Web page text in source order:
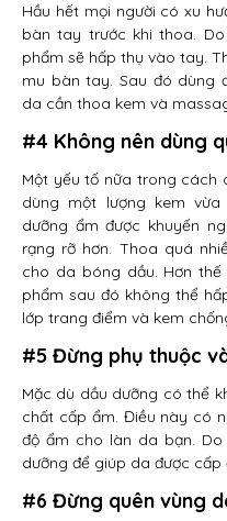
Hầu hết mọi người có xu
bàn tay trước khi thoa.
phẩm sẽ hấp thụ vào tay.
mu bàn tay. Sau đó dùng
da cần thoa kem và
#4 Không nên dùng
Một yếu tố nữa trong cách
dùng một lượng kem vừa
dưỡng ẩm được khuyến
rạng rỡ hơn. Thoa quá
cho da bóng dầu. Hơn
phẩm sau đó không thể
lớp trang điểm và kem
#5 Đừng phụ thuộc
Mặc dù dầu dưỡng có thể
chất cấp ẩm. Điều này có
độ ẩm cho làn da bạn.
dưỡng để giúp da được cấp
#6 Đừng quên vùng